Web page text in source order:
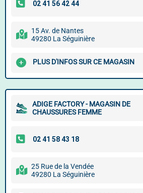
15 Av. de Nantes
49280 La Séguinière
PLUS D'INFOS SUR CE MAGASIN
ADIGE FACTORY - MAGASIN DE
CHAUSSURES FEMME
25 Rue de la Vendée
49280 La Séguinière